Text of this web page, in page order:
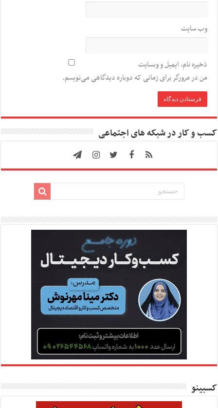
وب‌ سایت
ذخیره نام، ایمیل و وبسایت
من در مرورگر برای زمانی که دوباره دیدگاهی می‌نویسم.
کسب و کار در شبکه های اجتماعی
کسبینو